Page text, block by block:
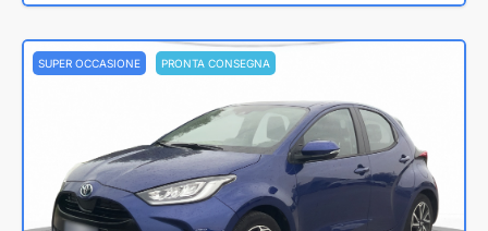
SUPER OCCASIONE PRONTA CONSEGNA